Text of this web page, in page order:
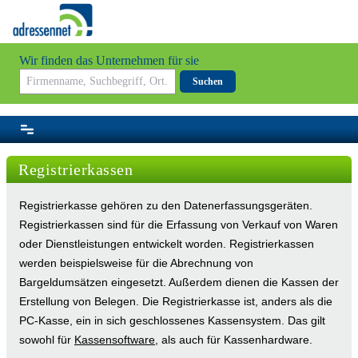
Wir finden das Unternehmen für sie
Suchen
Registrierkassen
Registrierkasse gehören zu den Datenerfassungsgeräten.
Registrierkassen sind für die Erfassung von Verkauf von Waren
oder Dienstleistungen entwickelt worden. Registrierkassen
werden beispielsweise für die Abrechnung von
Bargeldumsätzen eingesetzt. Außerdem dienen die Kassen der
Erstellung von Belegen. Die Registrierkasse ist, anders als die
PC-Kasse, ein in sich geschlossenes Kassensystem. Das gilt
sowohl für Kassensoftware , als auch für Kassenhardware.